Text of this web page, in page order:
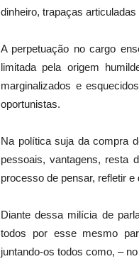
dinheiro, trapaças
A perpetuação no cargo
limitada pela origem
marginalizados e
oportunistas.
Na política suja da compra
pessoais, vantagens, resta
processo de pensar, refletir
Diante dessa milícia de
todos por esse mesmo
juntando-os todos como, –